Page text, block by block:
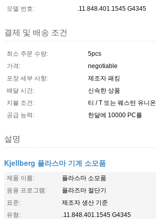
모델 번호:
.11.848.401.1545 G4345
결제 및 배송 조건
최소 주문 수량:
5pcs
가격:
negotiable
포장 세부 사항:
제조자 패킹
배달 시간:
신속한 상품
지불 조건:
티 / T 또는 웨스턴 유니온
공급 능력:
한달에 10000 PC를
설명
Kjellberg 플라스마 기계 소모품
제품 이름:
플라스마 소모품
응용 프로그램:
플라즈마 절단기
표준:
제조자 생산 기준
유형:
.11.848.401.1545 G4345